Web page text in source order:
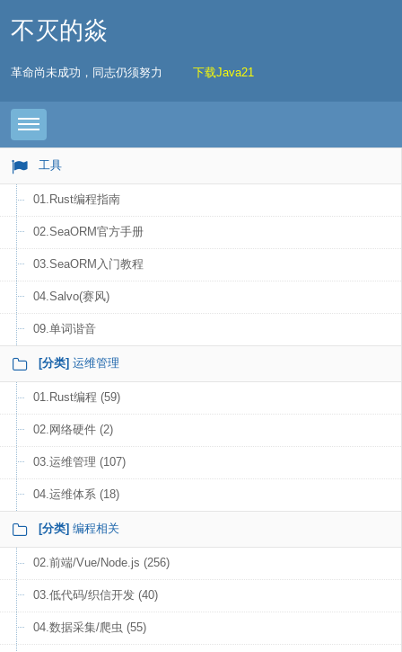
不灭的焱
革命尚未成功，同志仍须努力 下载Java21
Toggle navigation
工具
01.Rust编程指南
02.SeaORM官方手册
03.SeaORM入门教程
04.Salvo(赛风)
09.单词谐音
[分类] 运维管理
01.Rust编程 (59)
02.网络硬件 (2)
03.运维管理 (107)
04.运维体系 (18)
[分类] 编程相关
02.前端/Vue/Node.js (256)
03.低代码/织信开发 (40)
04.数据采集/爬虫 (55)